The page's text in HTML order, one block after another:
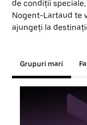
de condiții
Nogent-Lartaud te
ajungeți la
Grupuri mari